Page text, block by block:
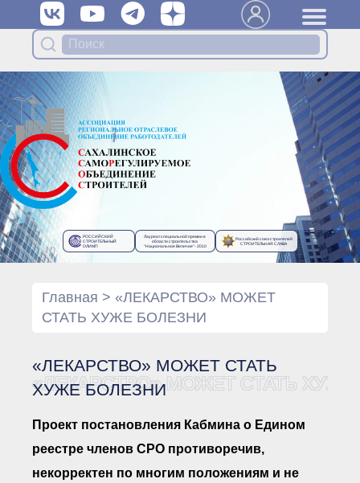
Органы управления Ассоциации
● Общее собрание членов
● Генеральный директор
Специализированные органы
● Контрольный комитет
● Дисциплинарный комитет
● Архив
Протоколы органов управления
Документы Ассоциации
документы
● Сбор предложений во
Финансовая отчетность
Компенсационный фонд
РОССИЙСКИЙ
СТРОИТЕЛЬНЫЙ
ОЛИМП
Лауреат специальной премии в
области строительства
“Национальное Величие”- 2010
Российский союз строителей
СТРОИТЕЛЬНАЯ СЛАВА
Главная > «ЛЕКАРСТВО» МОЖЕТ
СТАТЬ ХУЖЕ БОЛЕЗНИ
«ЛЕКАРСТВО» МОЖЕТ СТАТЬ
ХУЖЕ БОЛЕЗНИ
«ЛЕКАРСТВО» МОЖЕТ СТАТЬ
Проект постановления Кабмина о Едином
реестре членов СРО противоречив,
некорректен по многим положениям и не